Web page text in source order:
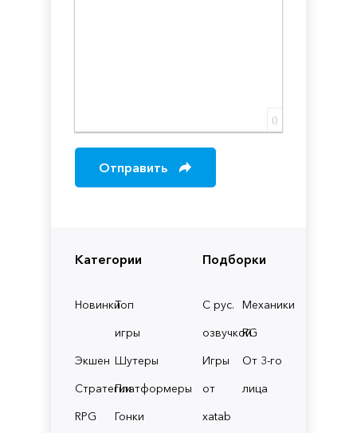
Категории
НовинкиТоп
игры
Экшен Шутеры
СтратегииПлатформеры
RPG
Гонки
Подборки
С рус.
озвучкой
Механики
RG
Игры
от
xatab
От 3-го
лица
0
Отправить